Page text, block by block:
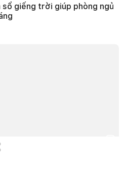
giếng trời giúp phòng ngủ